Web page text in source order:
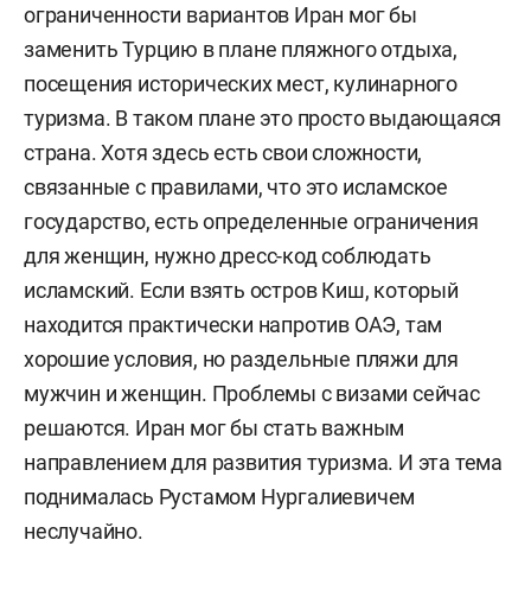
ограниченности вариантов Иран мог бы
заменить Турцию в плане пляжного отдыха,
посещения исторических мест, кулинарного
туризма. В таком плане это просто выдающаяся
страна. Хотя здесь есть свои сложности,
связанные с правилами, что это исламское
государство, есть определенные ограничения
для женщин, нужно дресс-код соблюдать
исламский. Если взять остров Киш, который
находится практически напротив ОАЭ, там
хорошие условия, но раздельные пляжи для
мужчин и женщин. Проблемы с визами сейчас
решаются. Иран мог бы стать важным
направлением для развития туризма. И эта тема
поднималась Рустамом Нургалиевичем
неслучайно.